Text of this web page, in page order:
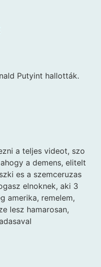
Putyint hallották.
a teljes videot, szo
a demens, elitelt
es a szemceruzas
elnoknek, aki 3
amerika, remelem,
lesz hamarosan,